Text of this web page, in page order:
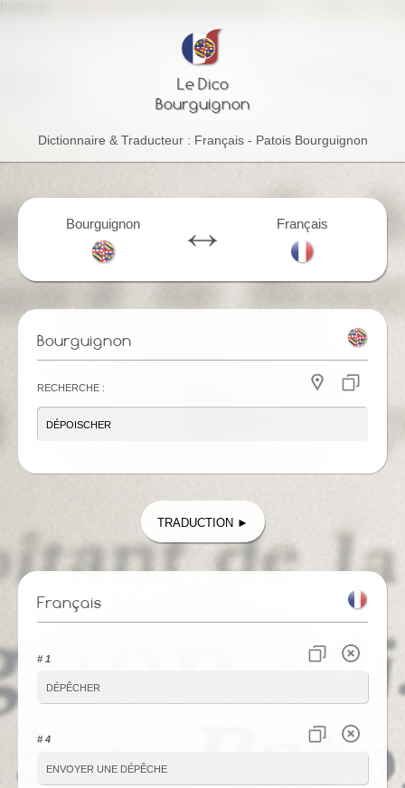
Le Dico
Bourguignon
Dictionnaire & Traducteur : Français - Patois Bourguignon
Bourguignon Français
Traduction ►
Français
# 1
dépêcher
# 4
envoyer une dépêche
Bourguignon
Recherche :